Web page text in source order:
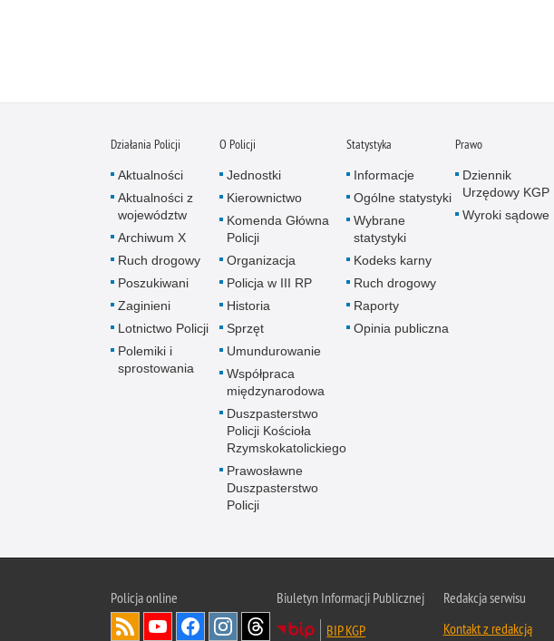
Działania Policji
Aktualności
Aktualności z
województw
Archiwum X
Ruch drogowy
Poszukiwani
Zaginieni
Lotnictwo Policji
Polemiki i
sprostowania
O Policji
Jednostki
Kierownictwo
Komenda Główna
Policji
Organizacja
Policja w III RP
Historia
Sprzęt
Umundurowanie
Współpraca
międzynarodowa
Duszpasterstwo
Policji Kościoła
Rzymskokatolickiego
Prawosławne
Duszpasterstwo
Policji
Statystyka
Informacje
Ogólne statystyki
Wybrane
statystyki
Kodeks karny
Ruch drogowy
Raporty
Opinia publiczna
Prawo
Dziennik
Urzędowy KGP
Wyroki sądowe
Policjaonline
Biuletyn Informacji Publicznej
BIP KGP
Redakcja serwisu
Kontakt z redakcją